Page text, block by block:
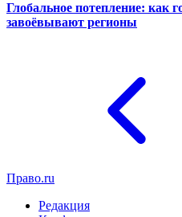
Глобальное потепление: как
завоёвывают регионы
Право.ru
Редакция